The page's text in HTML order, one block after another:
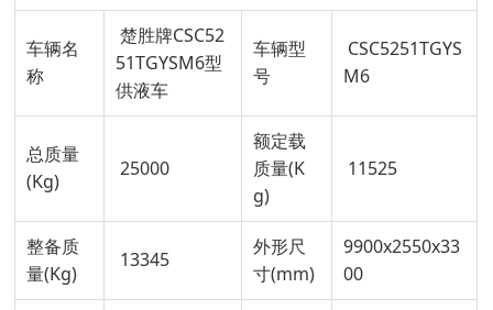
车辆名
称
楚胜牌CSC52
51TGYSM6型
供液车
车辆型
号
CSC5251TGYS
M6
总质量
(Kg)
25000
额定载
质量(K
g)
11525
整备质
量(Kg)
13345
外形尺
寸(mm)
9900x2550x33
00